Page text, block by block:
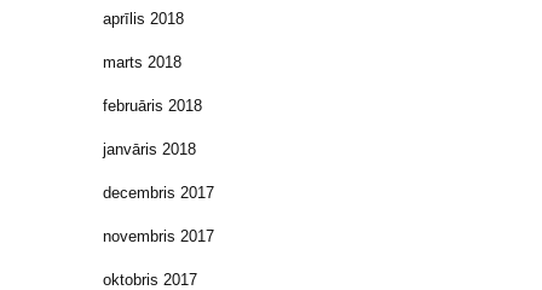
aprīlis 2018
marts 2018
februāris 2018
janvāris 2018
decembris 2017
novembris 2017
oktobris 2017